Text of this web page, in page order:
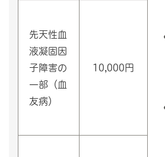
先天性血
液凝固因
子障害の
一部（血
友病）
10,000円